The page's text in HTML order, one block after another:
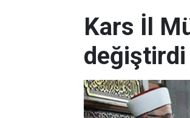
Kars İl
değiştirdi